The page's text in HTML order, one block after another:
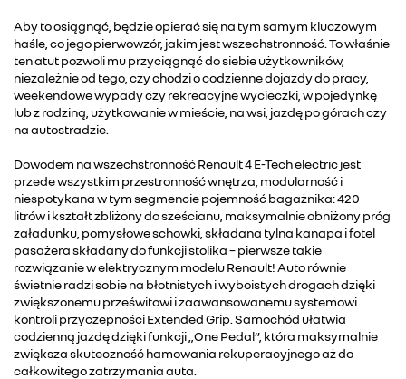
Aby to osiągnąć, będzie opierać się na tym samym kluczowym
haśle, co jego pierwowzór, jakim jest wszechstronność. To właśnie
ten atut pozwoli mu przyciągnąć do siebie użytkowników,
niezależnie od tego, czy chodzi o codzienne dojazdy do pracy,
weekendowe wypady czy rekreacyjne wycieczki, w pojedynkę
lub z rodziną, użytkowanie w mieście, na wsi, jazdę po górach czy
na autostradzie.
Dowodem na wszechstronność Renault 4 E-Tech electric jest
przede wszystkim przestronność wnętrza, modularność i
niespotykana w tym segmencie pojemność bagażnika: 420
litrów i kształt zbliżony do sześcianu, maksymalnie obniżony próg
załadunku, pomysłowe schowki, składana tylna kanapa i fotel
pasażera składany do funkcji stolika – pierwsze takie
rozwiązanie w elektrycznym modelu Renault! Auto równie
świetnie radzi sobie na błotnistych i wyboistych drogach dzięki
zwiększonemu prześwitowi i zaawansowanemu systemowi
kontroli przyczepności Extended Grip. Samochód ułatwia
codzienną jazdę dzięki funkcji „One Pedal”, która maksymalnie
zwiększa skuteczność hamowania rekuperacyjnego aż do
całkowitego zatrzymania auta.